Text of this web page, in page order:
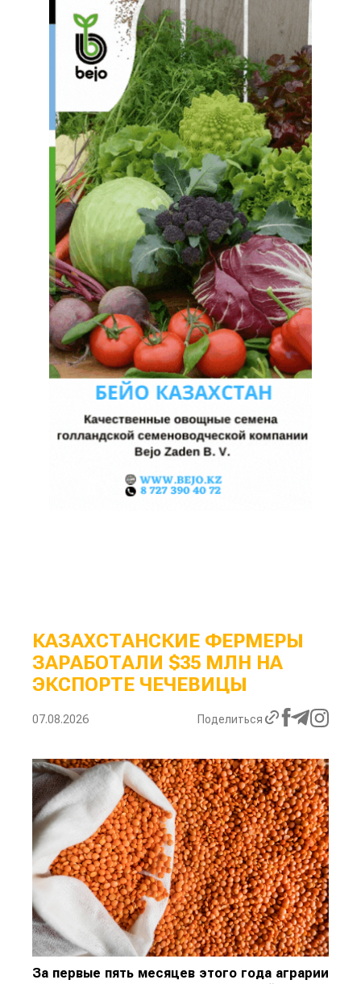
КАЗАХСТАНСКИЕ ФЕРМЕРЫ
ЗАРАБОТАЛИ $35 МЛН НА
ЭКСПОРТЕ ЧЕЧЕВИЦЫ
07.08.2026 Поделиться
За первые пять месяцев этого года аграрии